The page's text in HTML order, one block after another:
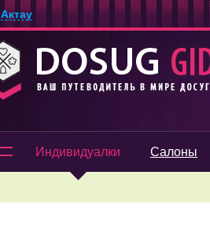
Актау
Индивидуалки Салоны